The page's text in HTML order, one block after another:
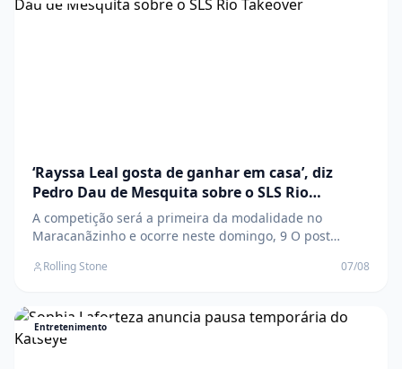
‘Rayssa Leal gosta de ganhar em casa’, diz
Pedro Dau de Mesquita sobre o SLS Rio
Takeover
A competição será a primeira da modalidade no
Maracanãzinho e ocorre neste domingo, 9 O post
de Mesquita sobre o SLS Rio Takeover apareceu
Rolling Stone 07/08
Entretenimento